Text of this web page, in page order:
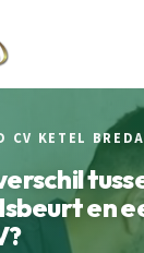
CV KETEL BREDA
en